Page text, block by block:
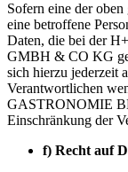
Sofern eine der oben
eine betroffene
Daten, die bei der
GMBH & CO KG
sich hierzu jederzeit
Verantwortlichen
GASTRONOMIE
Einschränkung der
f) Recht auf